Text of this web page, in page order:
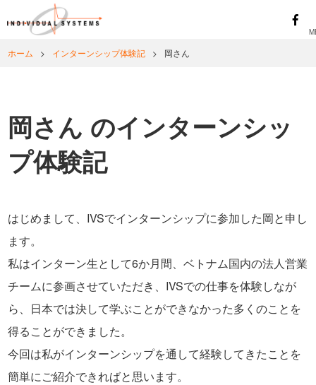
ホーム > インターンシップ体験記 > 岡さん
岡さん のインターンシッ
プ体験記
はじめまして、IVSでインターンシップに参加した岡と申し
ます。
私はインターン生として6か月間、ベトナム国内の法人営業
チームに参画させていただき、IVSでの仕事を体験しなが
ら、日本では決して学ぶことができなかった多くのことを
得ることができました。
今回は私がインターンシップを通して経験してきたことを
簡単にご紹介できればと思います。